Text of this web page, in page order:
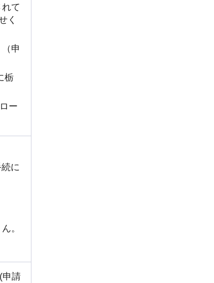
て
く
申
栃
ー
に
。
申請